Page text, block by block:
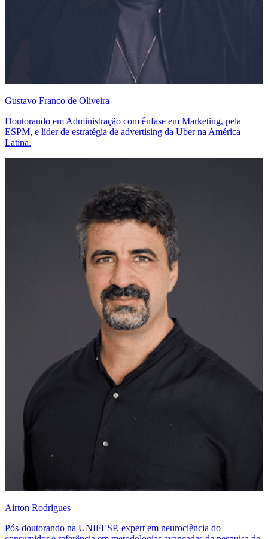
Gustavo Franco de Oliveira
Doutorando em Administração com ênfase em Marketing, pela
ESPM, e líder de estratégia de advertising da Uber na América
Latina.
Airton Rodrigues
Pós-doutorando na UNIFESP, expert em neurociência do